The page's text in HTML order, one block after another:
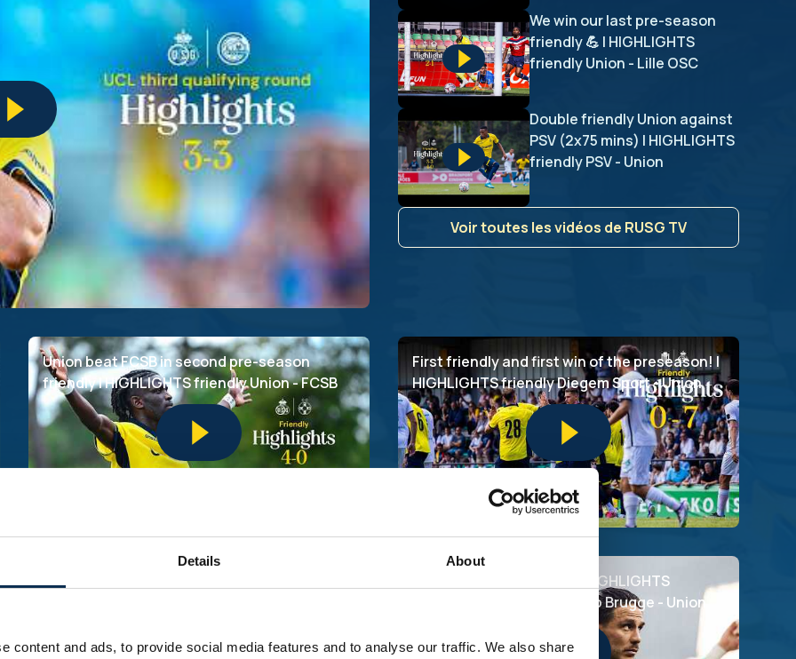
Details About
content and ads, to provide social media features and to analyse our traffic. We also share
We win our last pre-season
friendly 💪 | HIGHLIGHTS
friendly Union - Lille OSC
Double friendly Union against
PSV (2x75 mins) | HIGHLIGHTS
friendly PSV - Union
Voir toutes les vidéos de RUSG TV
Union beat FCSB in second pre-season
friendly | HIGHLIGHTS friendly Union - FCSB
First friendly and first win of the preseason! |
HIGHLIGHTS friendly Diegem Sport - Union
A goalless draw in our last away game. |
A tough night in Bruges. | HIGHLIGHTS
Champions' Play-Offs: Club Brugge - Union